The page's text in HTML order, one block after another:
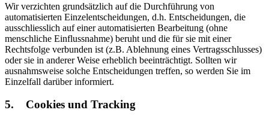
Wir verzichten grundsätzlich auf die Durchführung von
automatisierten Einzelentscheidungen, d.h. Entscheidungen, die
ausschliesslich auf einer automatisierten Bearbeitung (ohne
menschliche Einflussnahme) beruht und die für sie mit einer
Rechtsfolge verbunden ist (z.B. Ablehnung eines Vertragsschlusses)
oder sie in anderer Weise erheblich beeinträchtigt. Sollten wir
ausnahmsweise solche Entscheidungen treffen, so werden Sie im
Einzelfall darüber informiert.
5. Cookies und Tracking